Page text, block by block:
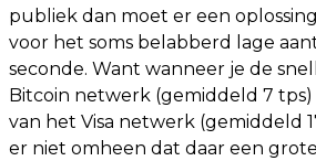
publiek dan moet er een
voor het soms belabberd lage
seconde. Want wanneer je de
Bitcoin netwerk (gemiddeld 7
van het Visa netwerk (gemiddeld
er niet omheen dat daar een